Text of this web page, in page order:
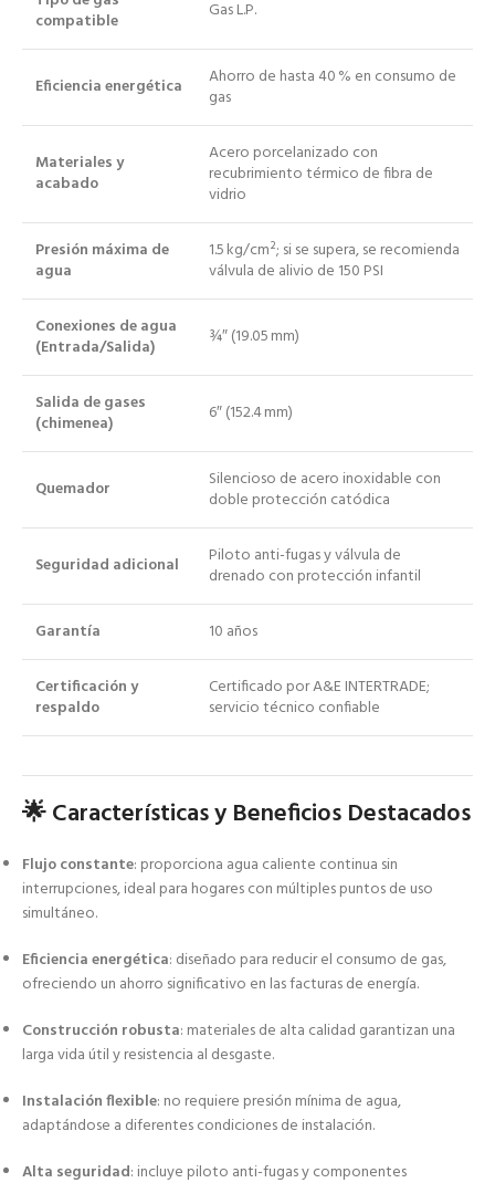
compatible
Gas L.P.
Eficiencia energética
Ahorro de hasta 40 % en consumo de
gas
Materiales y
acabado
Acero porcelanizado con
recubrimiento térmico de fibra de
vidrio
Presión máxima de
agua
1.5 kg/cm²; si se supera, se recomienda
válvula de alivio de 150 PSI
Conexiones de agua
(Entrada/Salida)
¾″ (19.05 mm)
Salida de gases
(chimenea)
6″ (152.4 mm)
Quemador
Silencioso de acero inoxidable con
doble protección catódica
Seguridad adicional
Piloto anti-fugas y válvula de
drenado con protección infantil
Garantía 10 años
Certificación y
respaldo
Certificado por A&E INTERTRADE;
servicio técnico confiable
🌟 Características y Beneficios Destacados
Flujo constante: proporciona agua caliente continua sin
interrupciones, ideal para hogares con múltiples puntos de uso
simultáneo.
Eficiencia energética: diseñado para reducir el consumo de gas,
ofreciendo un ahorro significativo en las facturas de energía.
Construcción robusta: materiales de alta calidad garantizan una
larga vida útil y resistencia al desgaste.
Instalación flexible: no requiere presión mínima de agua,
adaptándose a diferentes condiciones de instalación.
Alta seguridad: incluye piloto anti-fugas y componentes